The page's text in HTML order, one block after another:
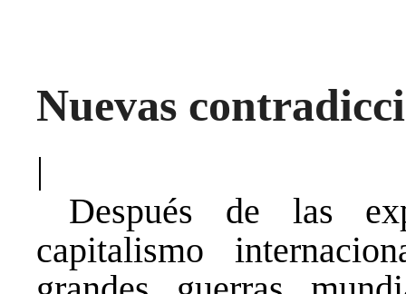
Nuevas
|
Después de las
capitalismo